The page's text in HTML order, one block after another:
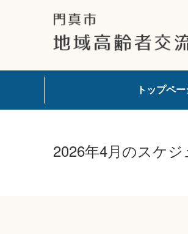
トップペー
2026年4月のスケジ